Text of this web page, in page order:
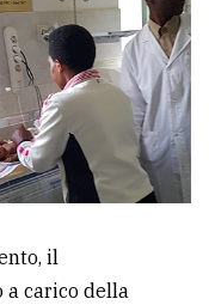
il
a carico della